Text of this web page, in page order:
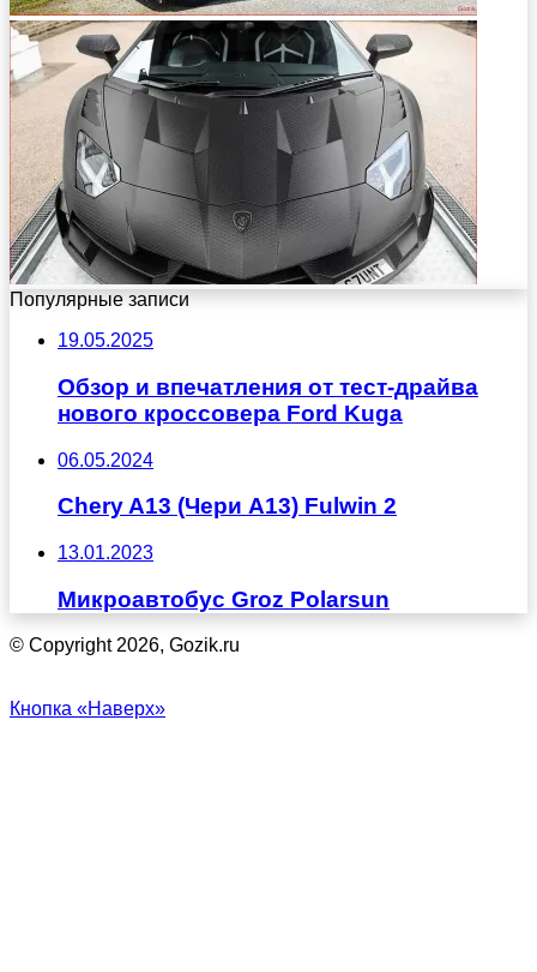
Популярные записи
19.05.2025
Обзор и впечатления от тест-драйва
нового кроссовера Ford Kuga
06.05.2024
Chery A13 (Чери А13) Fulwin 2
13.01.2023
Микроавтобус Groz Polarsun
© Copyright 2026, Gozik.ru
Кнопка «Наверх»